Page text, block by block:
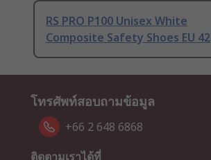
RS PRO P100 Unisex White
Composite Safety Shoes EU 42
โทรศัพท์สอบถามข้อมูล
+66 2 648 6868
ติดตามเราได้ที่